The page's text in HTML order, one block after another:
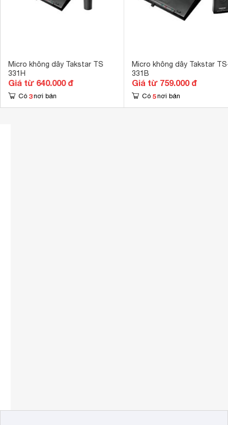
Micro không dây Takstar TS
331H
Giá từ 640.000 đ
Có 3 nơi bán
Micro không dây Takstar
331B
Giá từ 759.000 đ
Có 5 nơi bán